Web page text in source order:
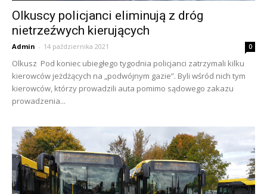
Olkuscy policjanci eliminują z dróg
nietrzeźwych kierujących
Admin - 14 października 2021 0
Olkusz Pod koniec ubiegłego tygodnia policjanci zatrzymali kilku
kierowców jeżdżących na „podwójnym gazie”. Byli wśród nich tym
kierowców, którzy prowadzili auta pomimo sądowego zakazu
prowadzenia...